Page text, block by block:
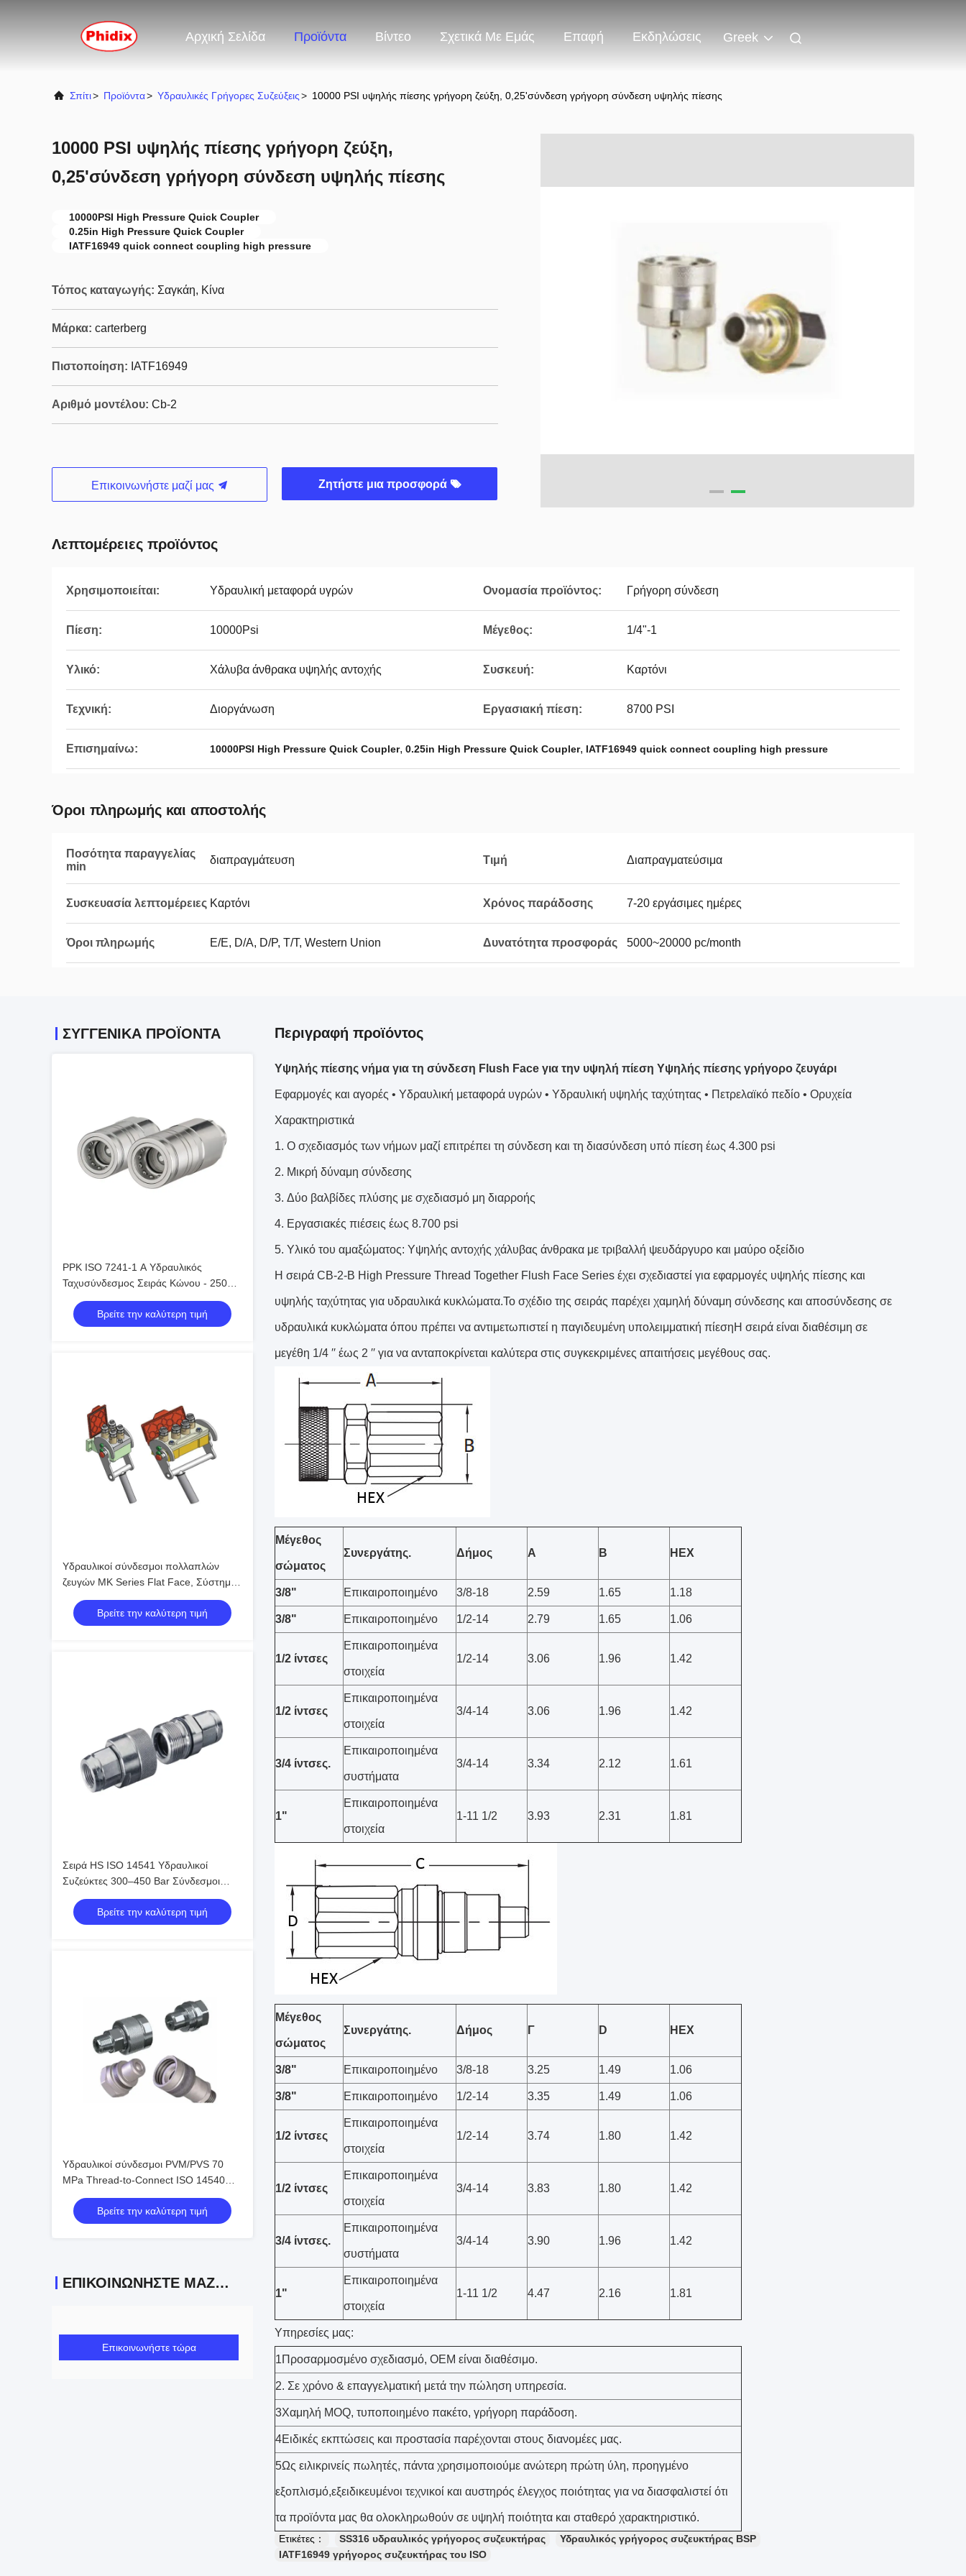
Αρχική Σελίδα Προϊόντα Βίντεο Σχετικά Με Εμάς Επαφή Εκδηλώσεις Greek
Σπίτι> Προϊόντα> Υδραυλικές Γρήγορες Συζεύξεις> 10000 PSI υψηλής πίεσης γρήγορη ζεύξη, 0,25'σύνδεση γρήγορη σύνδεση υψηλής πίεσης
10000 PSI υψηλής πίεσης γρήγορη ζεύξη,
0,25'σύνδεση γρήγορη σύνδεση υψηλής πίεσης
10000PSI High Pressure Quick Coupler
0.25in High Pressure Quick Coupler
IATF16949 quick connect coupling high pressure
Τόπος καταγωγής: Σαγκάη, Κίνα
Μάρκα: carterberg
Πιστοποίηση: IATF16949
Αριθμό μοντέλου: Cb-2
Επικοινωνήστε μαζί μας Ζητήστε μια προσφορά
Λεπτομέρειες προϊόντος
Χρησιμοποιείται: Υδραυλική μεταφορά υγρών Ονομασία προϊόντος: Γρήγορη σύνδεση
Πίεση: 10000Psi Μέγεθος: 1/4"-1
Υλικό: Χάλυβα άνθρακα υψηλής αντοχής Συσκευή: Καρτόνι
Τεχνική: Διοργάνωση Εργασιακή πίεση: 8700 PSI
Επισημαίνω: 10000PSI High Pressure Quick Coupler, 0.25in High Pressure Quick Coupler, IATF16949 quick connect coupling high pressure
Όροι πληρωμής και αποστολής
Ποσότητα παραγγελίας
min
διαπραγμάτευση Τιμή Διαπραγματεύσιμα
Συσκευασία λεπτομέρειες Καρτόνι Χρόνος παράδοσης 7-20 εργάσιμες ημέρες
Όροι πληρωμής Ε/Ε, D/A, D/P, T/T, Western Union Δυνατότητα προσφοράς 5000~20000 pc/month
ΣΥΓΓΕΝΙΚΆ ΠΡΟΪΌΝΤΑ
PPK ISO 7241-1 A Υδραυλικός
Ταχυσύνδεσμος Σειράς Κώνου - 250
Bar Ατσάλινο Κλείδωμα με Μπίλια για
Βαριά Μηχανήματα
Βρείτε την καλύτερη τιμή
Υδραυλικοί σύνδεσμοι πολλαπλών
ζευγών MK Series Flat Face, Σύστημα
Γρήγορης Σύνδεσης Cam Lock,
Πρότυπο ISOΒρείτε την καλύτερη τιμή
Σειρά HS ISO 14541 Υδραυλικοί
Συζεύκτες 300–450 Bar Σύνδεσμοι
Βαλβίδας Κώνου Σύνδεσης με
ΣπείρωμαΒρείτε την καλύτερη τιμή
Υδραυλικοί σύνδεσμοι PVM/PVS 70
MPa Thread-to-Connect ISO 14540
Υψηλής Πίεσης με Βαλβίδα Κώνου
Βρείτε την καλύτερη τιμή
ΕΠΙΚΟΙΝΩΝΉΣΤΕ ΜΑΖΊ ΜΑΣ
Επικοινωνήστε τώρα
Περιγραφή προϊόντος
Υψηλής πίεσης νήμα για τη σύνδεση Flush Face για την υψηλή πίεση Υψηλής πίεσης γρήγορο ζευγάρι
Εφαρμογές και αγορές • Υδραυλική μεταφορά υγρών • Υδραυλική υψηλής ταχύτητας • Πετρελαϊκό πεδίο • Ορυχεία
Χαρακτηριστικά
Ο σχεδιασμός των νήμων μαζί επιτρέπει τη σύνδεση και τη διασύνδεση υπό πίεση έως 4.300 psi
Μικρή δύναμη σύνδεσης
Δύο βαλβίδες πλύσης με σχεδιασμό μη διαρροής
Εργασιακές πιέσεις έως 8.700 psi
Υλικό του αμαξώματος: Υψηλής αντοχής χάλυβας άνθρακα με τριβαλλή ψευδάργυρο και μαύρο οξείδιο
Η σειρά CB-2-B High Pressure Thread Together Flush Face Series έχει σχεδιαστεί για εφαρμογές υψηλής πίεσης και
υψηλής ταχύτητας για υδραυλικά κυκλώματα.Το σχέδιο της σειράς παρέχει χαμηλή δύναμη σύνδεσης και αποσύνδεσης σε
υδραυλικά κυκλώματα όπου πρέπει να αντιμετωπιστεί η παγιδευμένη υπολειμματική πίεσηΗ σειρά είναι διαθέσιμη σε
μεγέθη 1/4 ′′ έως 2 ′′ για να ανταποκρίνεται καλύτερα στις συγκεκριμένες απαιτήσεις μεγέθους σας.
Μέγεθος
σώματος
Συνεργάτης. Δήμος Α Β HEX
3/8" Επικαιροποιημένο 3/8-18 2.59 1.65 1.18
3/8" Επικαιροποιημένο 1/2-14 2.79 1.65 1.06
1/2 ίντσες
Επικαιροποιημένα
στοιχεία
1/2-14 3.06 1.96 1.42
1/2 ίντσες
Επικαιροποιημένα
στοιχεία
3/4-14 3.06 1.96 1.42
3/4 ίντσες.
Επικαιροποιημένα
συστήματα
3/4-14 3.34 2.12 1.61
1"
Επικαιροποιημένα
στοιχεία
1-11 1/2 3.93 2.31 1.81
Μέγεθος
σώματος
Συνεργάτης. Δήμος Γ D HEX
3/8" Επικαιροποιημένο 3/8-18 3.25 1.49 1.06
3/8" Επικαιροποιημένο 1/2-14 3.35 1.49 1.06
1/2 ίντσες
Επικαιροποιημένα
στοιχεία
1/2-14 3.74 1.80 1.42
1/2 ίντσες
Επικαιροποιημένα
στοιχεία
3/4-14 3.83 1.80 1.42
3/4 ίντσες.
Επικαιροποιημένα
συστήματα
3/4-14 3.90 1.96 1.42
1"
Επικαιροποιημένα
στοιχεία
1-11 1/2 4.47 2.16 1.81
Υπηρεσίες μας:
1Προσαρμοσμένο σχεδιασμό, OEM είναι διαθέσιμο.
2. Σε χρόνο & επαγγελματική μετά την πώληση υπηρεσία.
3Χαμηλή MOQ, τυποποιημένο πακέτο, γρήγορη παράδοση.
4Ειδικές εκπτώσεις και προστασία παρέχονται στους διανομέες μας.
5Ως ειλικρινείς πωλητές, πάντα χρησιμοποιούμε ανώτερη πρώτη ύλη, προηγμένο
εξοπλισμό,εξειδικευμένοι τεχνικοί και αυστηρός έλεγχος ποιότητας για να διασφαλιστεί ότι
τα προϊόντα μας θα ολοκληρωθούν σε υψηλή ποιότητα και σταθερό χαρακτηριστικό.
Ετικέτες： SS316 υδραυλικός γρήγορος συζευκτήρας
Υδραυλικός γρήγορος συζευκτήρας BSP
IATF16949 γρήγορος συζευκτήρας του ISO